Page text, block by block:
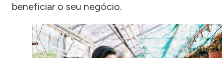
beneficiar o seu negócio.